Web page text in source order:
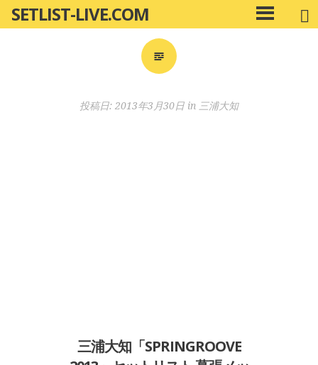
ン
SETLIST-LIVE.COM
メ
イ
投稿日: 2013年3月30日 in 三浦大知
三浦大知「SPRINGROOVE